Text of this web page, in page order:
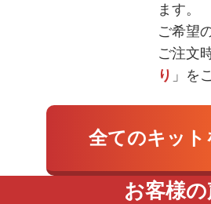
ます。
ご希望
ご注文
り 」を
全てのキット
お客様